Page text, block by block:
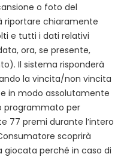
o foto del
riportare chiaramente
e tutti i dati relativi
ora, se presente,
Il sistema risponderà
la vincita/non vincita
in modo assolutamente
programmato per
77 premi durante l’intero
scoprirà
giocata perché in caso di